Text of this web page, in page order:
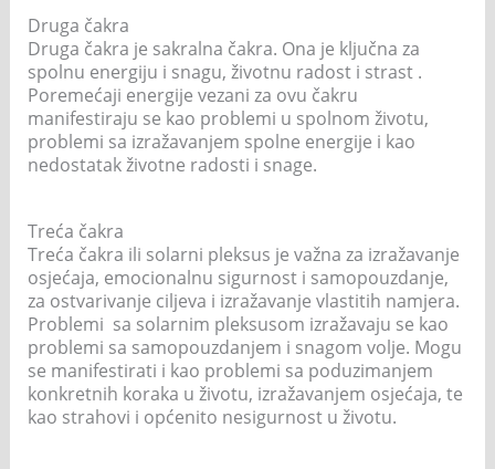
Druga čakra
Druga čakra je sakralna čakra. Ona je ključna za
spolnu energiju i snagu, životnu radost i strast .
Poremećaji energije vezani za ovu čakru
manifestiraju se kao problemi u spolnom životu,
problemi sa izražavanjem spolne energije i kao
nedostatak životne radosti i snage.
Treća čakra
Treća čakra ili solarni pleksus je važna za izražavanje
osjećaja, emocionalnu sigurnost i samopouzdanje,
za ostvarivanje ciljeva i izražavanje vlastitih namjera.
Problemi sa solarnim pleksusom izražavaju se kao
problemi sa samopouzdanjem i snagom volje. Mogu
se manifestirati i kao problemi sa poduzimanjem
konkretnih koraka u životu, izražavanjem osjećaja, te
kao strahovi i općenito nesigurnost u životu.